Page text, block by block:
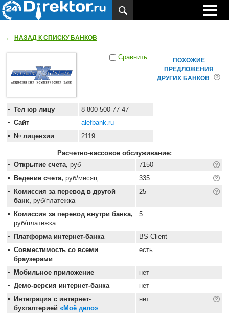
← НАЗАД К СПИСКУ БАНКОВ
Сравнить
Тел юр лицу
8-800-500-77-47
Сайт
alefbank.ru
№ лицензии
2119
Расчетно-кассовое обслуживание:
Открытие счета, руб
7150
Ведение счета, руб/месяц
335
Комиссия за перевод в другой
банк, руб/платежка
25
Комиссия за перевод внутри банка,
руб/платежка
5
Платформа интернет-банка
BS-Client
Совместимость со всеми
браузерами
есть
Мобильное приложение
нет
Демо-версия интернет-банка
нет
Интеграция с интернет-
бухгалтерией «Моё дело»
нет
ПОХОЖИЕ
ПРЕДЛОЖЕНИЯ
ДРУГИХ БАНКОВ